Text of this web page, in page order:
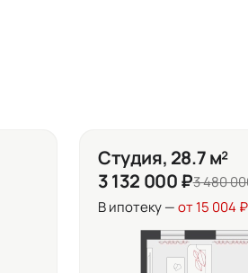
Студия, 28.7 м²
3 132 000 ₽3 480
В ипотеку —от 15 004